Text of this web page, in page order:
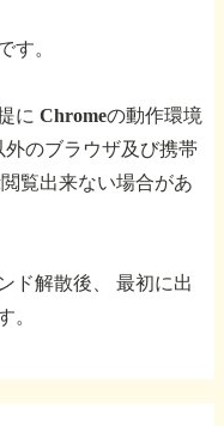
す。
に Chromeの動作環境
外のブラウザ及び携帯
覧出来ない場合があ
ド解散後、
最初に出
。